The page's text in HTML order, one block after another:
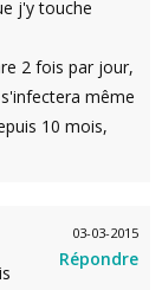
j'y touche
2 fois par jour,
même
10 mois,
03-03-2015
Répondre